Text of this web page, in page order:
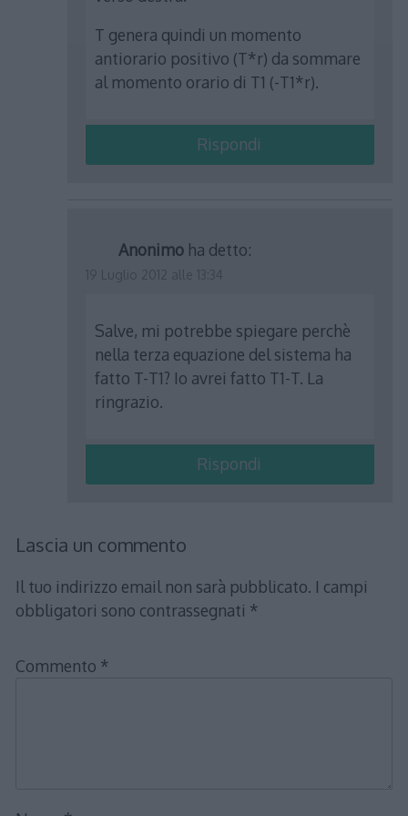
T genera quindi un momento
antiorario positivo (T*r) da sommare
al momento orario di T1 (-T1*r).
Rispondi
Anonimo ha detto:
Salve, mi potrebbe spiegare perchè
nella terza equazione del sistema ha
fatto T-T1? Io avrei fatto T1-T. La
ringrazio.
Rispondi
Lascia un commento
Il tuo indirizzo email non sarà pubblicato. I campi
obbligatori sono contrassegnati *
Commento *